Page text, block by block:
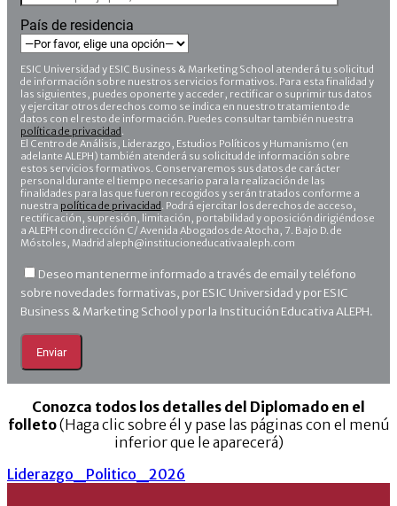
País de residencia
ESIC Universidad y ESIC Business & Marketing School atenderá tu solicitud
de información sobre nuestros servicios formativos. Para esta finalidad y
las siguientes, puedes oponerte y acceder, rectificar o suprimir tus datos
y ejercitar otros derechos como se indica en nuestro tratamiento de
datos con el resto de información. Puedes consultar también nuestra
política de privacidad .
El Centro de Análisis, Liderazgo, Estudios Políticos y Humanismo (en
adelante ALEPH) también atenderá su solicitud de información sobre
estos servicios formativos. Conservaremos sus datos de carácter
personal durante el tiempo necesario para la realización de las
finalidades para las que fueron recogidos y serán tratados conforme a
nuestra política de privacidad . Podrá ejercitar los derechos de acceso,
rectificación, supresión, limitación, portabilidad y oposición dirigiéndose
a ALEPH con dirección C/ Avenida Abogados de Atocha, 7. Bajo D. de
Móstoles, Madrid aleph@institucioneducativaaleph.com
Deseo mantenerme informado a través de email y teléfono
sobre novedades formativas, por ESIC Universidad y por ESIC
Business & Marketing School y por la Institución Educativa ALEPH.
Conozca todos los detalles del Diplomado en el
folleto(Haga clic sobre él y pase las páginas con el menú
inferior que le aparecerá)
Liderazgo_Politico_2026